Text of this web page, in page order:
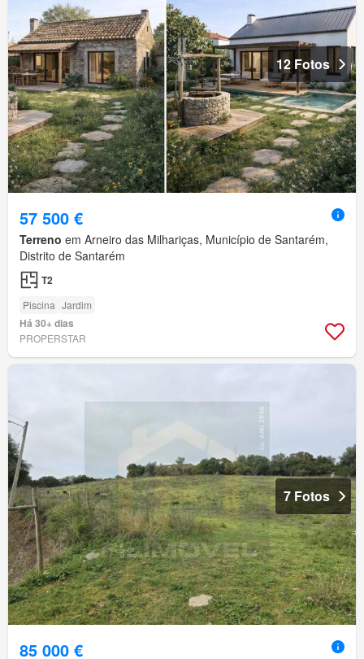
12 Fotos
57 500 €
Terreno em Arneiro das Milhariças, Município de Santarém,
Distrito de Santarém
T2
Piscina Jardim
Há 30+ dias
PROPERSTAR
7 Fotos
85 000 €